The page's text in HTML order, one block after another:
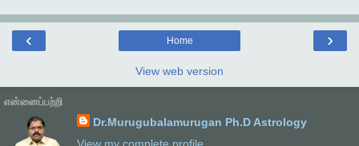
‹ ›
Home
View web version
என்னைப்பற்றி
Dr.Murugubalamurugan Ph.D Astrology